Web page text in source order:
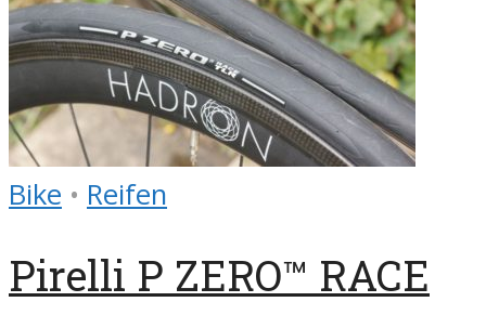
Bike • Reifen
Pirelli P ZERO™ RACE